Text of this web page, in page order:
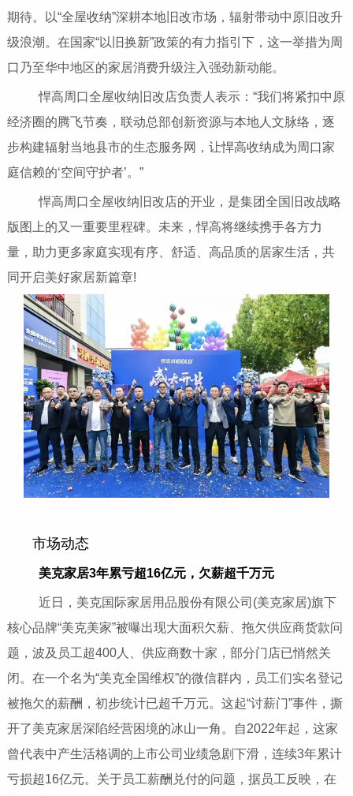
期待。以“全屋收纳”深耕本地旧改市场，辐射带动中原旧改升
级浪潮。在国家“以旧换新”政策的有力指引下，这一举措为周
口乃至华中地区的家居消费升级注入强劲新动能。
悍高周口全屋收纳旧改店负责人表示：“我们将紧扣中原
经济圈的腾飞节奏，联动总部创新资源与本地人文脉络，逐
步构建辐射当地县市的生态服务网，让悍高收纳成为周口家
庭信赖的‘空间守护者’。”
悍高周口全屋收纳旧改店的开业，是集团全国旧改战略
版图上的又一重要里程碑。未来，悍高将继续携手各方力
量，助力更多家庭实现有序、舒适、高品质的居家生活，共
同开启美好家居新篇章!
市场动态
美克家居3年累亏超16亿元，欠薪超千万元
近日，美克国际家居用品股份有限公司(美克家居)旗下
核心品牌“美克美家”被曝出现大面积欠薪、拖欠供应商货款问
题，波及员工超400人、供应商数十家，部分门店已悄然关
闭。在一个名为“美克全国维权”的微信群内，员工们实名登记
被拖欠的薪酬，初步统计已超千万元。这起“讨薪门”事件，撕
开了美克家居深陷经营困境的冰山一角。自2022年起，这家
曾代表中产生活格调的上市公司业绩急剧下滑，连续3年累计
亏损超16亿元。关于员工薪酬兑付的问题，据员工反映，在